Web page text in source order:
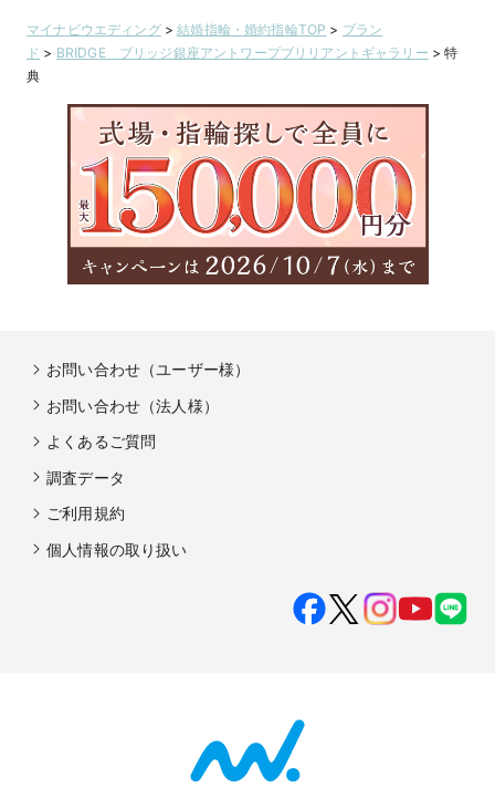
マイナビウエディング>結婚指輪・婚約指輪TOP > ブラン
ド > BRIDGE ブリッジ銀座アントワープブリリアントギャラリー >特
典
お問い合わせ（ユーザー様）
お問い合わせ（法人様）
よくあるご質問
調査データ
ご利用規約
個人情報の取り扱い